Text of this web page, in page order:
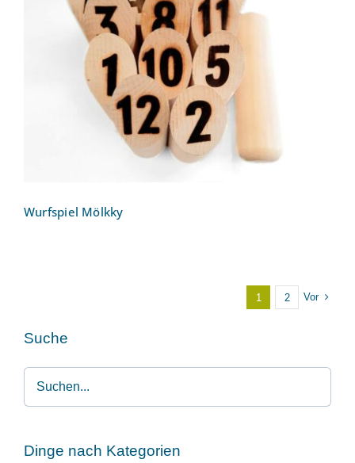
Wurfspiel Mölkky
Wurfspiel Mölkky
1 2 Vor
Suche
Dinge nach Kategorien